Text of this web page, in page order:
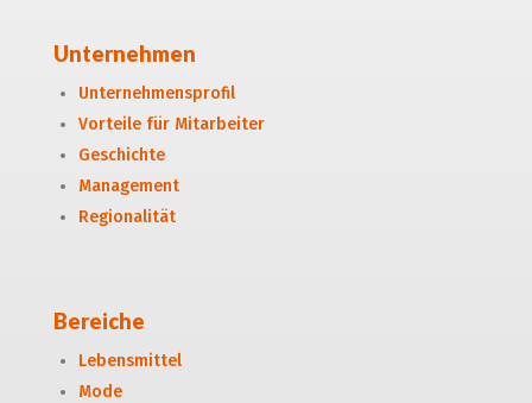
Unternehmen
Unternehmensprofil
Vorteile für Mitarbeiter
Geschichte
Management
Regionalität
Bereiche
Lebensmittel
Mode